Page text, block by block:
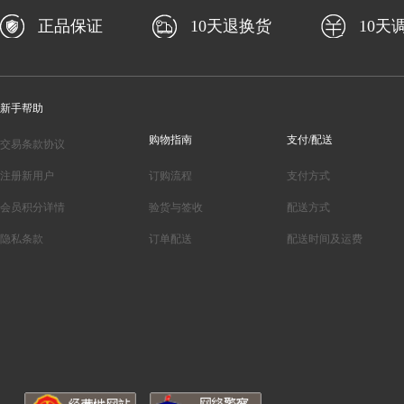
正品保证 10天退换货 10天
新手帮助
交易条款协议
注册新用户
会员积分详情
隐私条款
购物指南
订购流程
验货与签收
订单配送
支付/配送
支付方式
配送方式
配送时间及运费